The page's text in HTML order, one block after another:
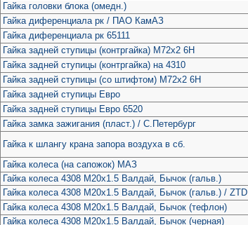
Гайка головки блока (омедн.)
Гайка диференциала рк / ПАО КамАЗ
Гайка диференциала рк 65111
Гайка задней ступицы (контргайка) М72х2 6Н
Гайка задней ступицы (контргайка) на 4310
Гайка задней ступицы (со штифтом) М72х2 6Н
Гайка задней ступицы Евро
Гайка задней ступицы Евро 6520
Гайка замка зажигания (пласт.) / С.Петербург
Гайка к шлангу крана запора воздуха в сб.
Гайка колеса (на сапожок) МАЗ
Гайка колеса 4308 М20х1.5 Валдай, Бычок (гальв.)
Гайка колеса 4308 М20х1.5 Валдай, Бычок (гальв.) / ZTD
Гайка колеса 4308 М20х1.5 Валдай, Бычок (тефлон)
Гайка колеса 4308 М20х1.5 Валдай, Бычок (черная)